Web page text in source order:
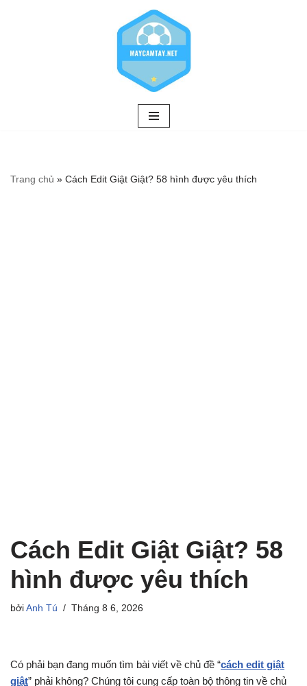
Trang chủ » Cách Edit Giật Giật? 58 hình được yêu thích
Cách Edit Giật Giật? 58
hình được yêu thích
bởi Anh Tú Tháng 8 6, 2026
Có phải bạn đang muốn tìm bài viết về chủ đề “cách edit giật
giật” phải không? Chúng tôi cung cấp toàn bộ thông tin về chủ